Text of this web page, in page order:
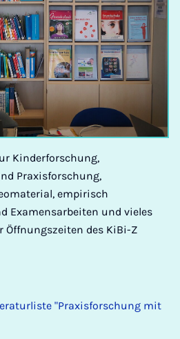
Kinderforschung,
Praxisforschung,
empirisch
Examensarbeiten und vieles
Öffnungszeiten des KiBi-Z
"Praxisforschung mit